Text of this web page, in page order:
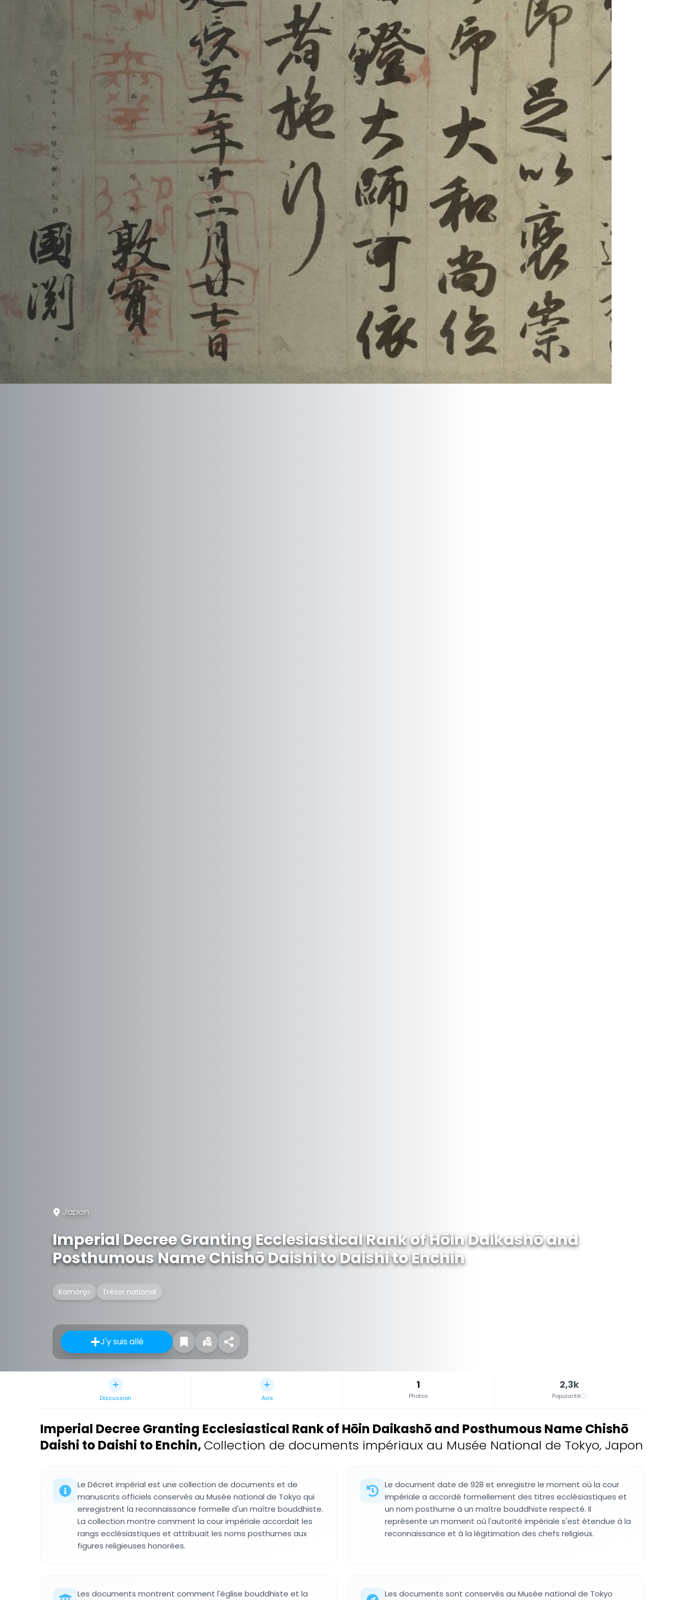
Japon
Imperial Decree Granting Ecclesiastical Rank of Hōin Daikashō and
Posthumous Name Chishō Daishi to Daishi to Enchin
Komonjo Trésor national
J'y suis allé
Discussion Avis
1
Photos
2,3k
Popularité
Imperial Decree Granting Ecclesiastical Rank of Hōin Daikashō and Posthumous Name Chishō
Daishi to Daishi to Enchin, Collection de documents impériaux au Musée National de Tokyo, Japon
Le Décret impérial est une collection de documents et de
manuscrits officiels conservés au Musée national de Tokyo qui
enregistrent la reconnaissance formelle d'un maître bouddhiste.
La collection montre comment la cour impériale accordait les
rangs ecclésiastiques et attribuait les noms posthumes aux
figures religieuses honorées.
Le document date de 928 et enregistre le moment où la cour
impériale a accordé formellement des titres ecclésiastiques et
un nom posthume à un maître bouddhiste respecté. Il
représente un moment où l'autorité impériale s'est étendue à la
reconnaissance et à la légitimation des chefs religieux.
Les documents montrent comment l'église bouddhiste et la Les documents sont conservés au Musée national de Tokyo